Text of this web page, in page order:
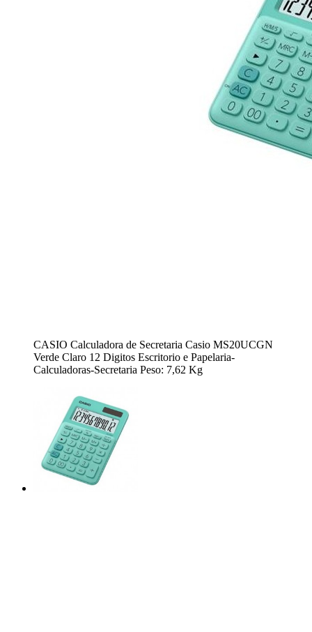
CASIO Calculadora de Secretaria Casio MS20UCGN
Verde Claro 12 Digitos Escritorio e Papelaria-
Calculadoras-Secretaria Peso: 7,62 Kg